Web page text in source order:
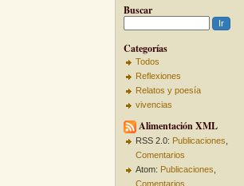
Buscar
Categorías
Todos
Reflexiones
Relatos y poesía
vivencias
Alimentación XML
RSS 2.0: Publicaciones
Comentarios
Atom: Publicaciones
Comentarios